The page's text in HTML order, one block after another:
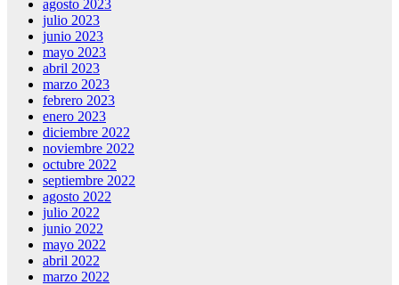
agosto 2023
julio 2023
junio 2023
mayo 2023
abril 2023
marzo 2023
febrero 2023
enero 2023
diciembre 2022
noviembre 2022
octubre 2022
septiembre 2022
agosto 2022
julio 2022
junio 2022
mayo 2022
abril 2022
marzo 2022